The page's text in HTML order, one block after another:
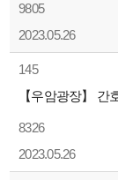
9805
2023.05.26
145
【우암광장】
8326
2023.05.26